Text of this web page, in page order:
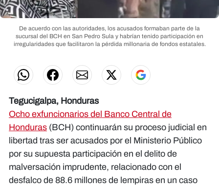
De acuerdo con las autoridades, los acusados formaban parte de la
sucursal del BCH en San Pedro Sula y habrían tenido participación en
irregularidades que facilitaron la pérdida millonaria de fondos estatales.
Tegucigalpa, Honduras
Ocho exfuncionarios del Banco Central de
Honduras (BCH) continuarán su proceso judicial en
libertad tras ser acusados por el Ministerio Público
por su supuesta participación en el delito de
malversación imprudente, relacionado con el
desfalco de 88.6 millones de lempiras en un caso